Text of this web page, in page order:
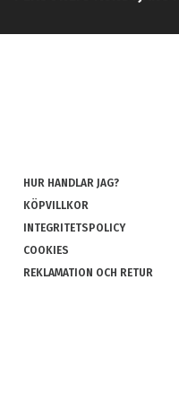
HUR HANDLAR JAG?
KÖPVILLKOR
INTEGRITETSPOLICY
COOKIES
REKLAMATION OCH RETUR